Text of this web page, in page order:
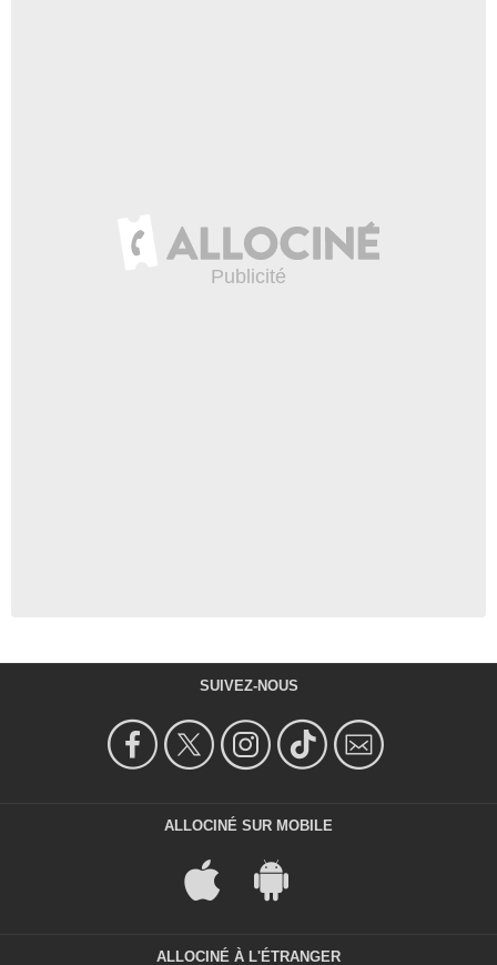
SUIVEZ-NOUS
ALLOCINÉ SUR MOBILE
ALLOCINÉ À L'ÉTRANGER